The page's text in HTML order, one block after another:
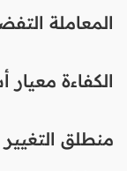
المعاملة
الكفاءة
منطلق